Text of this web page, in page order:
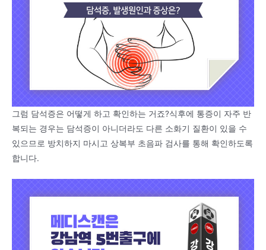
그럼 담석증은 어떻게 하고 확인하는 거죠?식후에 통증이 자주 반
복되는 경우는 담석증이 아니더라도 다른 소화기 질환이 있을 수
있으므로 방치하지 마시고 상복부 초음파 검사를 통해 확인하도록
합니다.